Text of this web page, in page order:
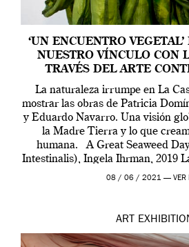
‘UN ENCUENTRO
NUESTRO VÍNCULO CON
TRAVÉS DEL ARTE
La naturaleza irrumpe en La
mostrar las obras de Patricia
y Eduardo Navarro. Una visión
la Madre Tierra y lo que
humana. A Great Seaweed
Intestinalis), Ingela Ihrman, 2019
Madrid y la
08 / 06 / 2021 — VER
ART